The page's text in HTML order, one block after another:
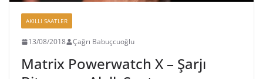
AKILLI SAATLER
13/08/2018 Çağrı Babuçcuoğlu
Matrix Powerwatch X – Şarjı